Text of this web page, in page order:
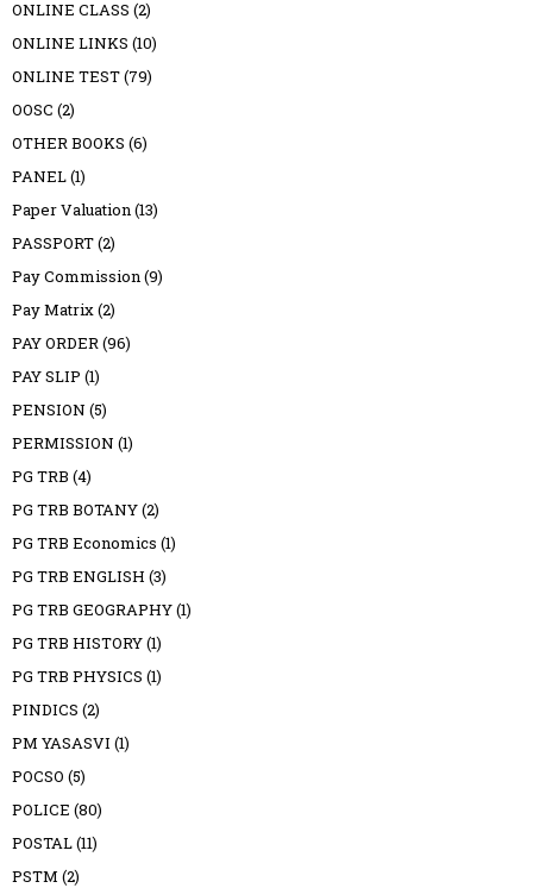
ONLINE CLASS (2)
ONLINE LINKS (10)
ONLINE TEST(79)
OOSC (2)
OTHER BOOKS (6)
PANEL(1)
Paper Valuation(13)
PASSPORT(2)
Pay Commission(9)
Pay Matrix(2)
PAY ORDER(96)
PAY SLIP (1)
PENSION (5)
PERMISSION (1)
PG TRB (4)
PG TRB BOTANY(2)
PG TRB Economics (1)
PG TRB ENGLISH (3)
PG TRB GEOGRAPHY(1)
PG TRB HISTORY(1)
PG TRB PHYSICS (1)
PINDICS (2)
PM YASASVI (1)
POCSO (5)
POLICE (80)
POSTAL(11)
PSTM (2)